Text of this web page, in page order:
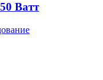
Ватт